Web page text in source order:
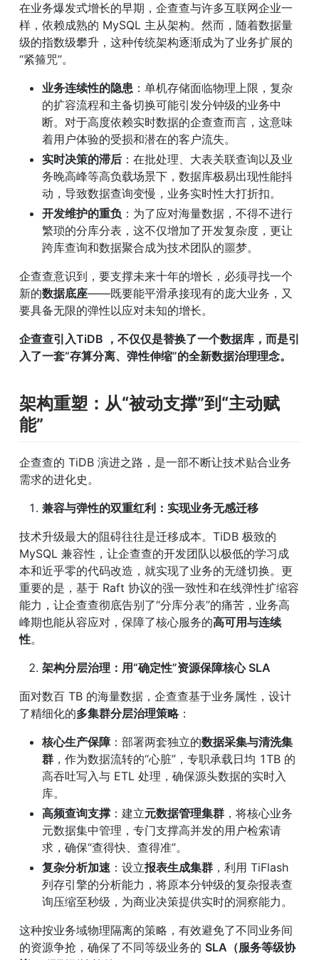
在业务爆发式增长的早期，企查查与许多互联网企业一
样，依赖成熟的 MySQL 主从架构。然而，随着数据量
级的指数级攀升，这种传统架构逐渐成为了业务扩展的
“紧箍咒”。
业务连续性的隐患 ：单机存储面临物理上限，复杂
的扩容流程和主备切换可能引发分钟级的业务中
断。对于高度依赖实时数据的企查查而言，这意味
着用户体验的受损和潜在的客户流失。
实时决策的滞后 ：在批处理、大表关联查询以及业
务晚高峰等高负载场景下，数据库极易出现性能抖
动，导致数据查询变慢，业务实时性大打折扣。
开发维护的重负 ：为了应对海量数据，不得不进行
繁琐的分库分表，这不仅增加了开发复杂度，更让
跨库查询和数据聚合成为技术团队的噩梦。
企查查意识到，要支撑未来十年的增长，必须寻找一个
新的数据底座——既要能平滑承接现有的庞大业务，又
要具备无限的弹性以应对未知的增长。
企查查引入TiDB ，不仅仅是替换了一个数据库，而是引
入了一套“存算分离、弹性伸缩”的全新数据治理理念。
架构重塑：从“被动支撑”到“主动赋
能”
企查查的 TiDB 演进之路，是一部不断让技术贴合业务
需求的进化史。
兼容与弹性的双重红利：实现业务无感迁移
技术升级最大的阻碍往往是迁移成本。TiDB 极致的
MySQL 兼容性，让企查查的开发团队以极低的学习成
本和近乎零的代码改造，就实现了业务的无缝切换。更
重要的是，基于 Raft 协议的强一致性和在线弹性扩缩容
能力，让企查查彻底告别了“分库分表”的痛苦，业务高
峰期也能从容应对，保障了核心服务的高可用与连续
性。
架构分层治理：用“确定性”资源保障核心 SLA
面对数百 TB 的海量数据，企查查基于业务属性，设计
了精细化的多集群分层治理策略：
核心生产保障：部署两套独立的数据采集与清洗集
群 ，作为数据流转的“心脏”，专职承载日均 1TB 的
高吞吐写入与 ETL 处理，确保源头数据的实时入
库。
高频查询支撑 ：建立元数据管理集群 ，将核心业务
元数据集中管理，专门支撑高并发的用户检索请
求，确保“查得快、查得准”。
复杂分析加速 ：设立报表生成集群 ，利用 TiFlash
列存引擎的分析能力，将原本分钟级的复杂报表查
询压缩至秒级，为商业决策提供实时的洞察能力。
这种按业务域物理隔离的策略，有效避免了不同业务间
的资源争抢，确保了不同等级业务的 SLA（服务等级协